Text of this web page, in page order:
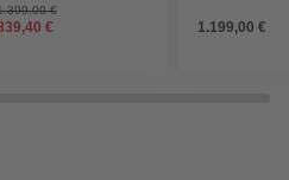
€
€ 1.199,00 €